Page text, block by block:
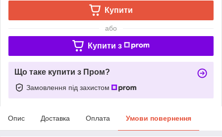
Купити
або
Купити з
Що таке купити з Пром?
Замовлення під захистом
Опис Доставка Оплата Умови повернення